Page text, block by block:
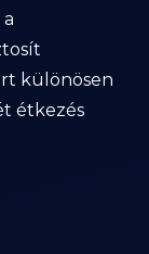
különösen
étkezés